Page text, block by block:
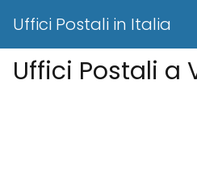
Uffici Postali in Italia
Uffici Postali a